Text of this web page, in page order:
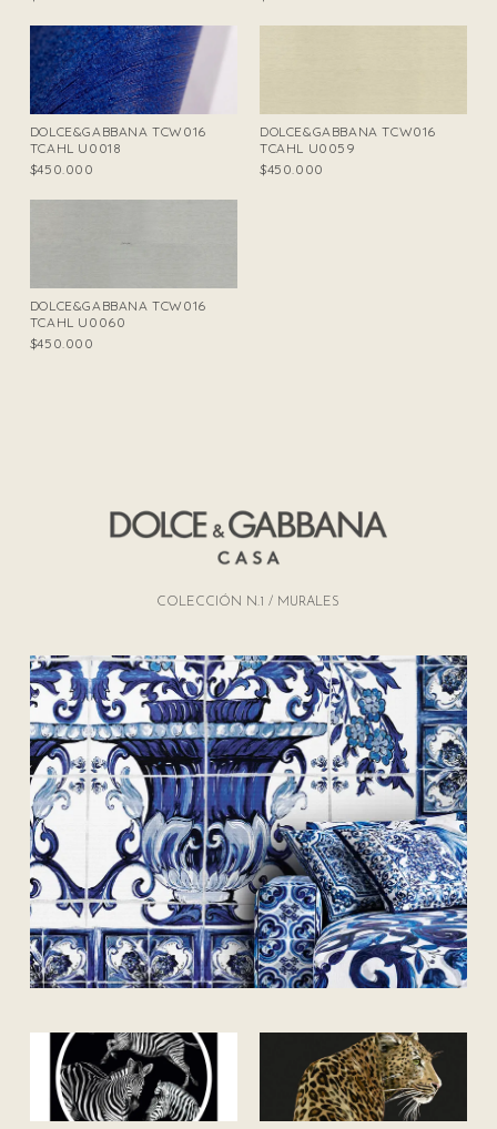
DOLCE&GABBANA TCW016
TCAHL U0018
$450.000
DOLCE&GABBANA TCW016
TCAHL U0059
$450.000
DOLCE&GABBANA TCW016
TCAHL U0060
$450.000
COLECCIÓN N.1 / MURALES